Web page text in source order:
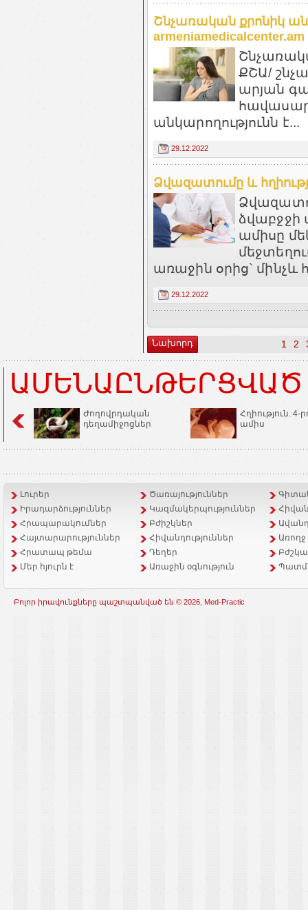
Շնչառական քրոնիկ
armeniamedicalcenter.am
ՔՇԱ/
արյան
անկարողությունն է...
29.12.2022
Ձվազատումը և
ձվաբջջի
ամիսը
առաջին օրից` մինչև
29.12.2022
Նախորդ 1 2
Ժողովրդական
դեղամիջոցներ
Հղիություն. 4-
ամիս
Լուրեր Ծառայություններ
Իրադարձություններ
Կազմակերպություններ
Հրապարակումներ
Բժիշկներ
Հայտարարություններ
Հիվանդություններ
Հրատապ թեմա
Դեղեր
Մեր հյուրն է
Առաջին օգնություն
Բոլոր իրավունքները պաշտպանված են © 2026, Med-Practic